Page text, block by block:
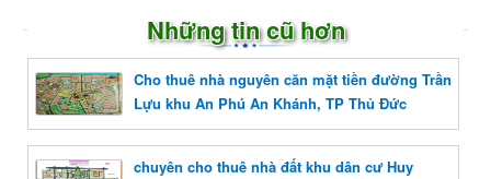
Những tin cũ hơn
Cho thuê nhà nguyên căn mặt tiền đường Trần
Lựu khu An Phú An Khánh, TP Thủ Đức
chuyên cho thuê nhà đất khu dân cư Huy